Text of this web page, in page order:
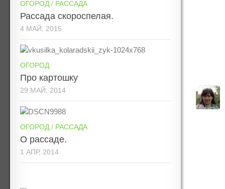
ОГОРОД / РАССАДА
Рассада скороспелая.
4 МАЙ, 2015
ОГОРОД
Про картошку
29 МАЙ, 2014
ОГОРОД / РАССАДА
О рассаде.
1 АПР, 2014